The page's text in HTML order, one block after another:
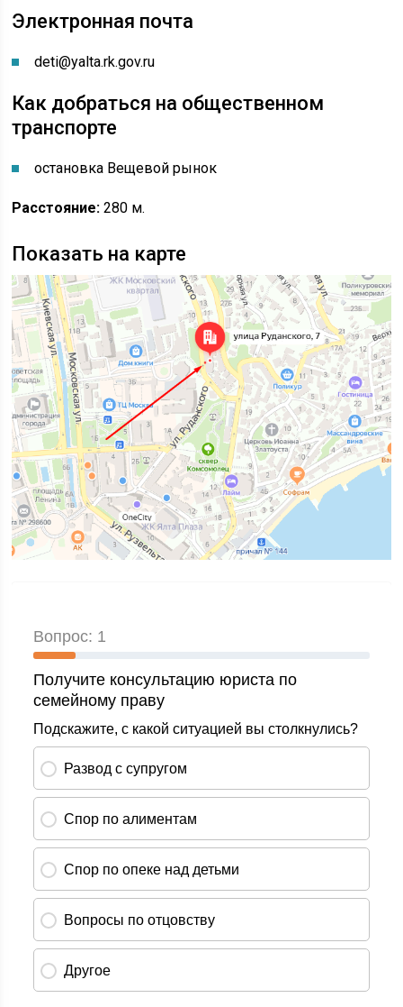
Электронная почта
deti@yalta.rk.gov.ru
Как добраться на общественном
транспорте
остановка Вещевой рынок
Расстояние: 280 м.
Показать на карте